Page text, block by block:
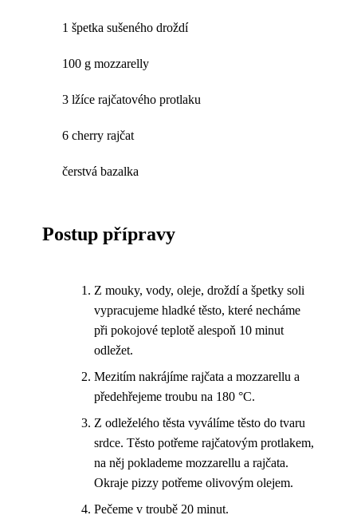
1 špetka sušeného droždí
100 g mozzarelly
3 lžíce rajčatového protlaku
6 cherry rajčat
čerstvá bazalka
Postup přípravy
Z mouky, vody, oleje, droždí a špetky soli
vypracujeme hladké těsto, které necháme
při pokojové teplotě alespoň 10 minut
odležet.
Mezitím nakrájíme rajčata a mozzarellu a
předehřejeme troubu na 180 °C.
Z odleželého těsta vyválíme těsto do tvaru
srdce. Těsto potřeme rajčatovým protlakem,
na něj poklademe mozzarellu a rajčata.
Okraje pizzy potřeme olivovým olejem.
Pečeme v troubě 20 minut.